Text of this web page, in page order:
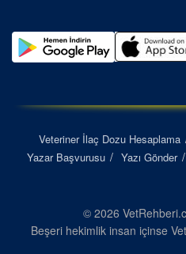
Veteriner İlaç Dozu Hesaplama
Yazar Başvurusu
Yazı Gönder
© 2026
Beşeri hekimlik insan içinse